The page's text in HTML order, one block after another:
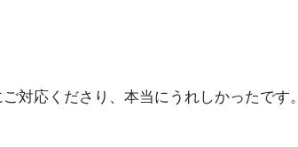
対応くださり、本当にうれしかったです。